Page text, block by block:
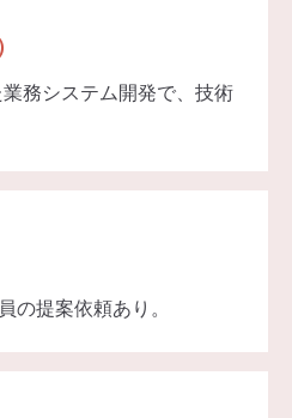
務システム開発で、技術
の提案依頼あり。